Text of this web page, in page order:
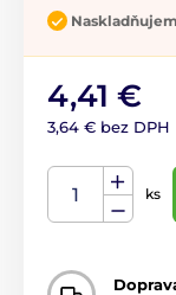
4,41 €
3,64 € bez DPH
ks